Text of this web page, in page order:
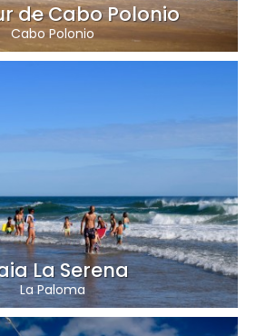
de Cabo Polonio
Cabo Polonio
La Serena
La Paloma